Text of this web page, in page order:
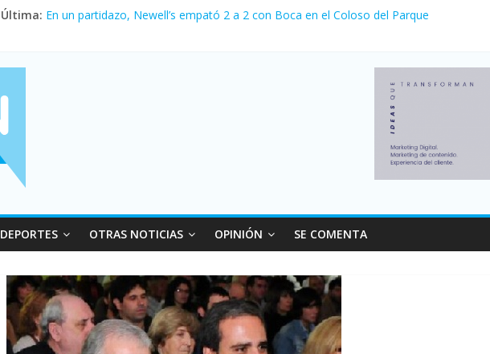
Última: En un partidazo, Newell’s empató 2 a 2 con Boca en el Coloso del Parque
DEPORTES OTRAS NOTICIAS OPINIÓN SE COMENTA